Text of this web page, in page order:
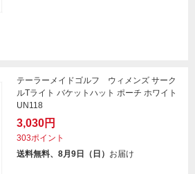
テーラーメイドゴルフ ウィメンズ サーク
ルTライト バケットハット ポーチ ホワイト
UN118
3,030円
303ポイント
送料無料、8月9日（日） お届け